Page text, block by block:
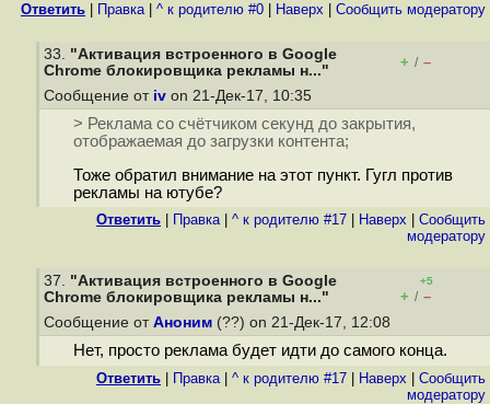
Ответить Правка| ^ к родителю #0 Наверх Cообщить модератору
33. "Активация встроенного в Google
Chrome блокировщика рекламы н..."
+ / –
Сообщение от iv on 21-Дек-17, 10:35
> Реклама со счётчиком секунд до закрытия,
отображаемая до загрузки контента;
Тоже обратил внимание на этот пункт. Гугл против
рекламы на ютубе?
Ответить Правка| ^ к родителю #17 Наверх
Cообщить
модератору
37. "Активация встроенного в Google
Chrome блокировщика рекламы н..."
+5
+ / –
Сообщение от Аноним (??) on 21-Дек-17, 12:08
Нет, просто реклама будет идти до самого конца.
Ответить Правка| ^ к родителю #17 Наверх
Cообщить
модератору